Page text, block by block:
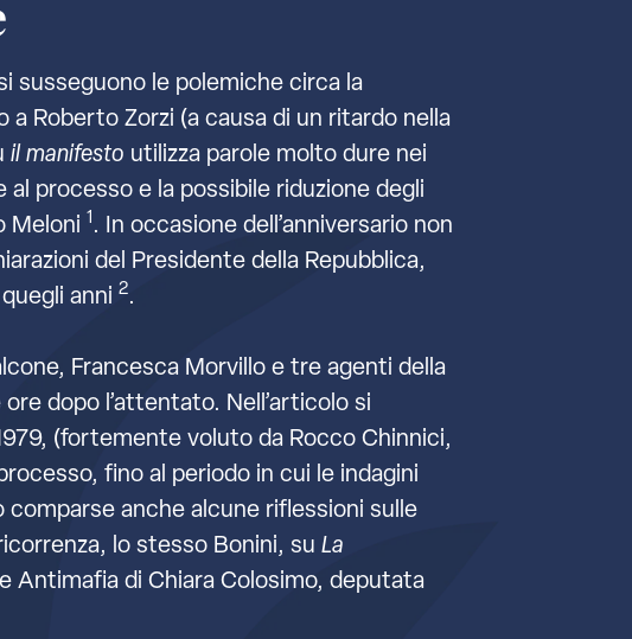
susseguono le polemiche circa la
Roberto Zorzi (a causa di un ritardo nella
il manifesto utilizza parole molto dure nei
processo e la possibile riduzione degli
Meloni 1 . In occasione dell’anniversario non
del Presidente della Repubblica,
anni 2.
Francesca Morvillo e tre agenti della
dopo l’attentato. Nell’articolo si
(fortemente voluto da Rocco Chinnici,
fino al periodo in cui le indagini
comparse anche alcune riflessioni sulle
lo stesso Bonini, su La
Antimafia di Chiara Colosimo, deputata